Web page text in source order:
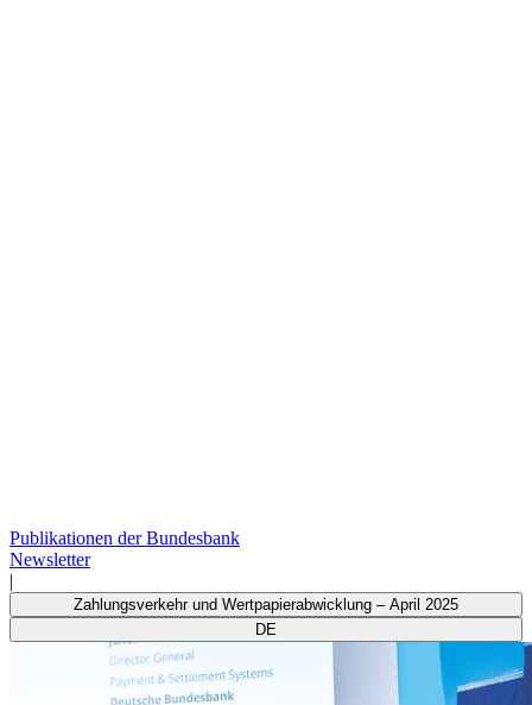
Publikationen der Bundesbank
Newsletter
|
Zahlungsverkehr und Wertpapierabwicklung – April 2025
DE